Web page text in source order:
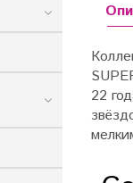
22